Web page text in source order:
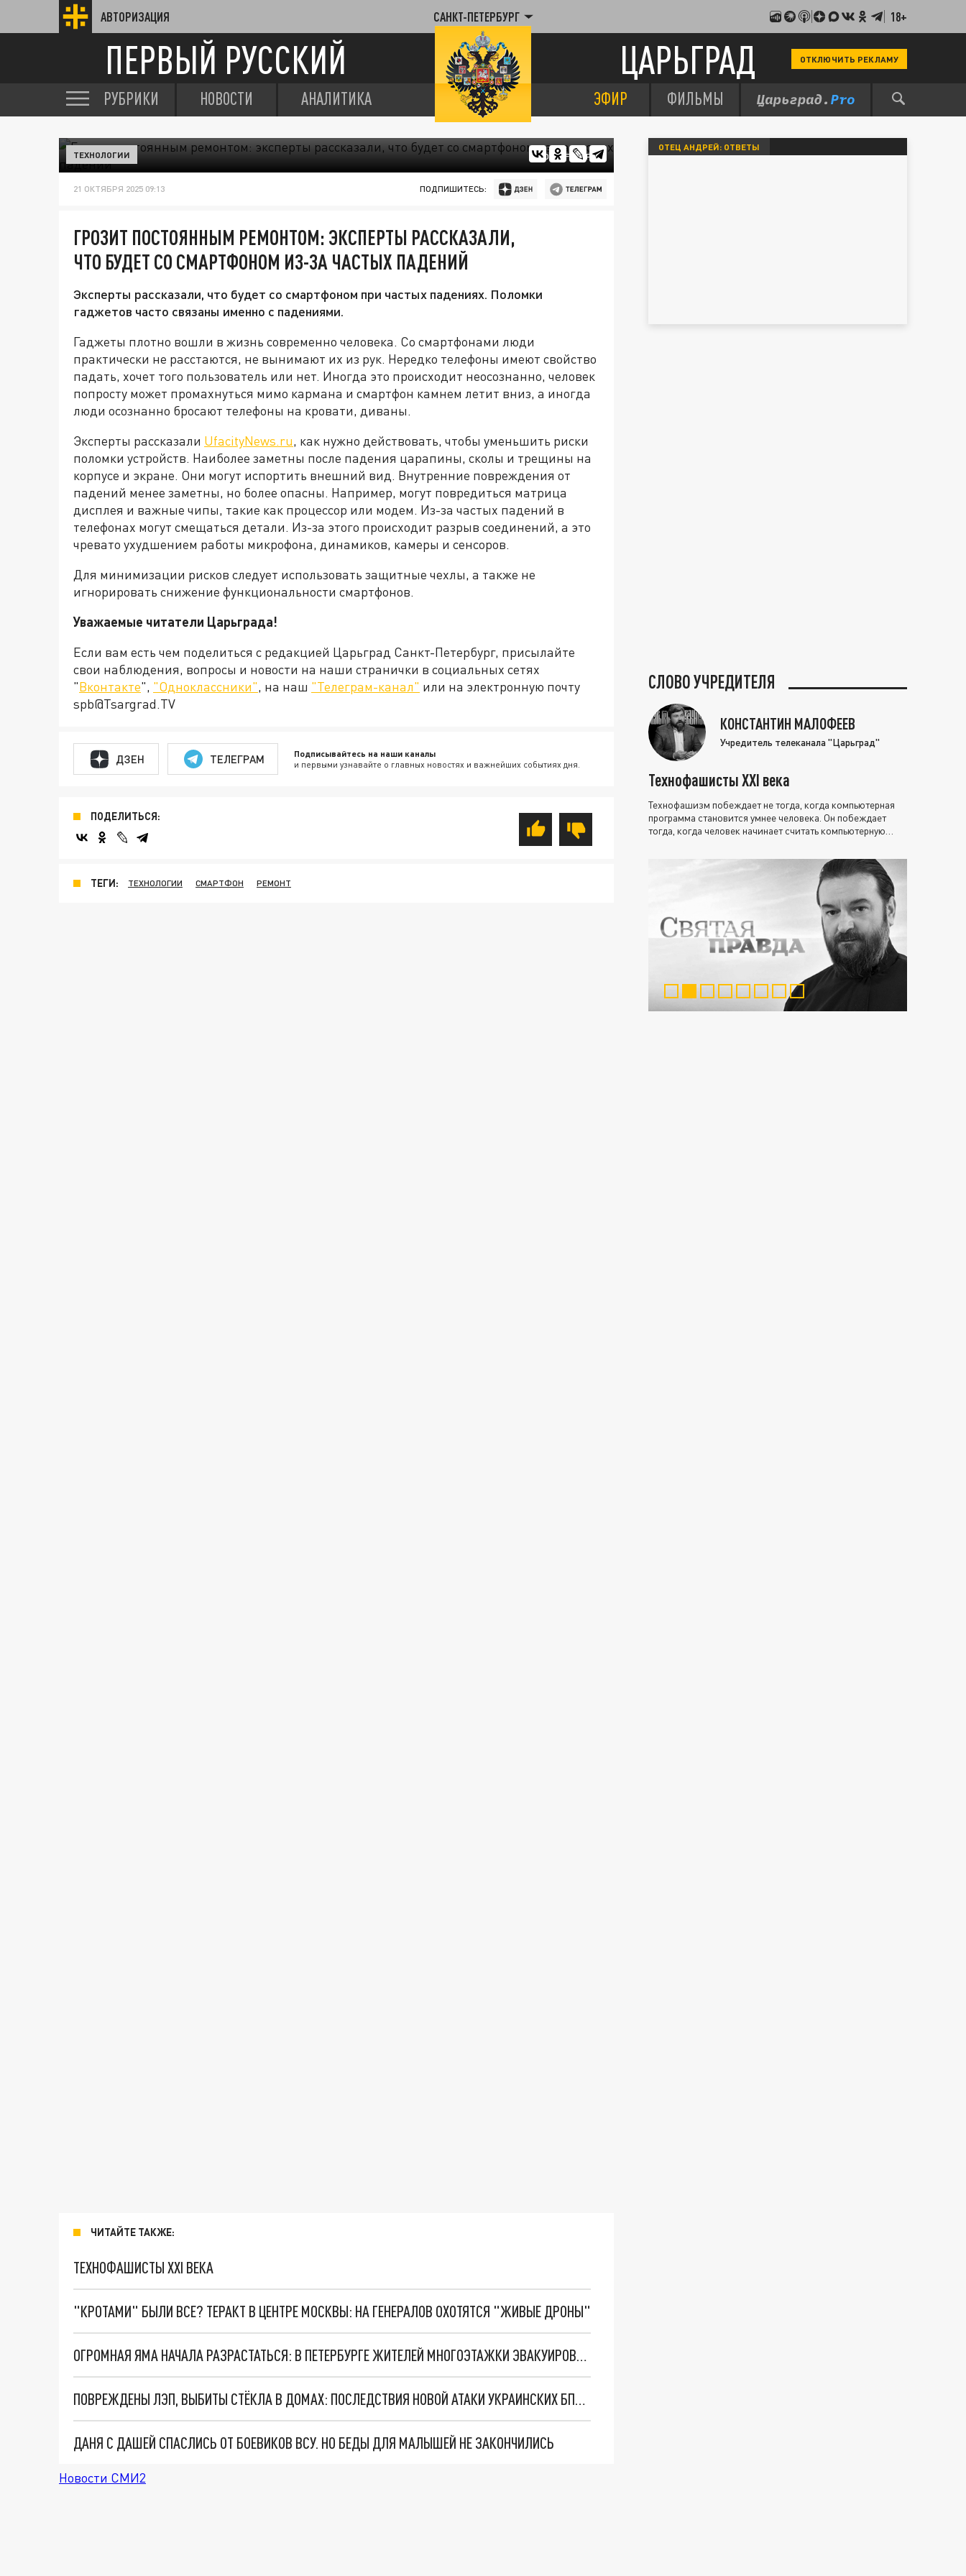
АВТОРИЗАЦИЯ САНКТ-ПЕТЕРБУРГ 18+
ПЕРВЫЙ РУССКИЙ ЦАРЬГРАД ОТКЛЮЧИТЬ РЕКЛАМУ
РУБРИКИ НОВОСТИ АНАЛИТИКА ЭФИР ФИЛЬМЫ
ФОТО: FREEPIK
ТЕХНОЛОГИИ
21 ОКТЯБРЯ 2025 09:13 ПОДПИШИТЕСЬ:
ГРОЗИТ ПОСТОЯННЫМ РЕМОНТОМ: ЭКСПЕРТЫ РАССКАЗАЛИ,
ЧТО БУДЕТ СО СМАРТФОНОМ ИЗ-ЗА ЧАСТЫХ ПАДЕНИЙ
Эксперты рассказали, что будет со смартфоном при частых падениях. Поломки
гаджетов часто связаны именно с падениями.
Гаджеты плотно вошли в жизнь современно человека. Со смартфонами люди
практически не расстаются, не вынимают их из рук. Нередко телефоны имеют свойство
падать, хочет того пользователь или нет. Иногда это происходит неосознанно, человек
попросту может промахнуться мимо кармана и смартфон камнем летит вниз, а иногда
люди осознанно бросают телефоны на кровати, диваны.
Эксперты рассказали UfacityNews.ru, как нужно действовать, чтобы уменьшить риски
поломки устройств. Наиболее заметны после падения царапины, сколы и трещины на
корпусе и экране. Они могут испортить внешний вид. Внутренние повреждения от
падений менее заметны, но более опасны. Например, могут повредиться матрица
дисплея и важные чипы, такие как процессор или модем. Из-за частых падений в
телефонах могут смещаться детали. Из-за этого происходит разрыв соединений, а это
чревато ухудшением работы микрофона, динамиков, камеры и сенсоров.
Для минимизации рисков следует использовать защитные чехлы, а также не
игнорировать снижение функциональности смартфонов.
Уважаемые читатели Царьграда!
Если вам есть чем поделиться с редакцией Царьград Санкт-Петербург, присылайте
свои наблюдения, вопросы и новости на наши странички в социальных сетях
"Вконтакте", "Одноклассники", на наш "Телеграм-канал" или на электронную почту
spb@Tsargrad.TV
ДЗЕН ТЕЛЕГРАМ Подписывайтесь на наши каналы
и первыми узнавайте о главных новостях и важнейших событиях дня.
ПОДЕЛИТЬСЯ:
ТЕГИ: ТЕХНОЛОГИИ СМАРТФОН РЕМОНТ
ЧИТАЙТЕ ТАКЖЕ:
ТЕХНОФАШИСТЫ XXI ВЕКА
"КРОТАМИ" БЫЛИ ВСЕ? ТЕРАКТ В ЦЕНТРЕ МОСКВЫ: НА ГЕНЕРАЛОВ ОХОТЯТСЯ "ЖИВЫЕ ДРОНЫ"
ОГРОМНАЯ ЯМА НАЧАЛА РАЗРАСТАТЬСЯ: В ПЕТЕРБУРГЕ ЖИТЕЛЕЙ МНОГОЭТАЖКИ ЭВАКУИРОВАЛИ ИЗ-ЗА ПРОСЕВШЕГО АСФАЛЬТА
ПОВРЕЖДЕНЫ ЛЭП, ВЫБИТЫ СТЁКЛА В ДОМАХ: ПОСЛЕДСТВИЯ НОВОЙ АТАКИ УКРАИНСКИХ БПЛА НА БЕЛГОРОДСКУЮ ОБЛАСТЬ
ДАНЯ С ДАШЕЙ СПАСЛИСЬ ОТ БОЕВИКОВ ВСУ. НО БЕДЫ ДЛЯ МАЛЫШЕЙ НЕ ЗАКОНЧИЛИСЬ
Новости СМИ2
ОТЕЦ АНДРЕЙ: ОТВЕТЫ
СЛОВО УЧРЕДИТЕЛЯ
КОНСТАНТИН МАЛОФЕЕВ
Учредитель телеканала "Царьград"
Технофашисты XXI века
Технофашизм побеждает не тогда, когда компьютерная
программа становится умнее человека. Он побеждает
тогда, когда человек начинает считать компьютерную